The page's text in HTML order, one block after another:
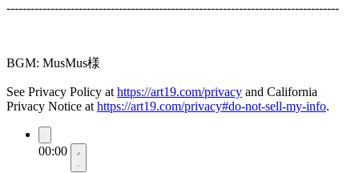
-----------------------------------------------------------------------------------
BGM: MusMus様
See Privacy Policy at https://art19.com/privacy and California
Privacy Notice at https://art19.com/privacy#do-not-sell-my-info.
00:00